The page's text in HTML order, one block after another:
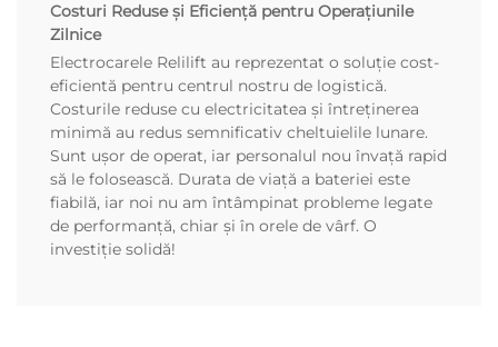
Costuri Reduse și Eficiență pentru Operațiunile
Zilnice
Electrocarele Relilift au reprezentat o soluție cost-
eficientă pentru centrul nostru de logistică.
Costurile reduse cu electricitatea și întreținerea
minimă au redus semnificativ cheltuielile lunare.
Sunt ușor de operat, iar personalul nou învață rapid
să le folosească. Durata de viață a bateriei este
fiabilă, iar noi nu am întâmpinat probleme legate
de performanță, chiar și în orele de vârf. O
investiție solidă!